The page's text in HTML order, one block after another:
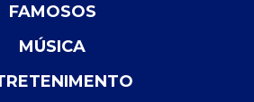
FAMOSOS
MÚSICA